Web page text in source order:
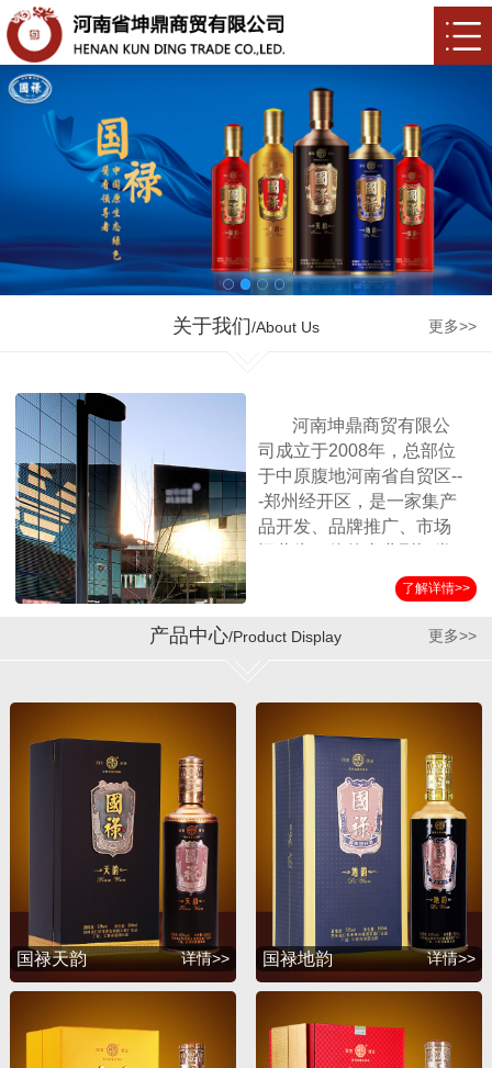
关于我们/About Us 更多>>
河南坤鼎商贸有限公
司成立于2008年，总部位
于中原腹地河南省自贸区--
-郑州经开区，是一家集产
品开发、品牌推广、市场
营销企业。公司始终坚持
以消费者诉求为导向，客
户满意为服务标准，秉承
的支持和公司员工的努力
公司自成立以来与贵州第
三大酱酒生产企业——贵
州省仁怀市茅台镇国宝酒
厂结为战略合作伙伴，经
过双方的共同努力，成功
推出并运作了国宝系列产
品，年销售额突破1亿余
元。短短几年，公司在全
国各地建立了稳定的销售
渠道，产品销量持续攀
的支持与厚爱。2012年
初，公司为满足广大消费
了解详情>>
产品中心/Product Display 更多>>
国禄天韵 详情>> 国禄地韵 详情>>